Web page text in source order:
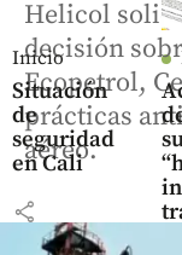
Inicio
Situación
de
seguridad
en Cali
share
Helicol
decisión
Ecopetrol,
prácticas
aéreo.